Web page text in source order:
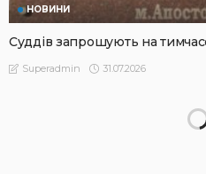
НОВИНИ
Суддів запрошують на
Superadmin 31.07.2026